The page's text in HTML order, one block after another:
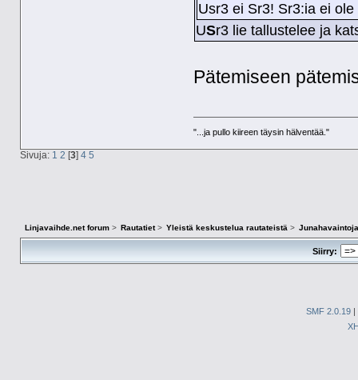
Usr3 ei Sr3! Sr3:ia ei
USr3 lie tallustelee ja
Pätemiseen
"...ja pullo kiireen täysin hälventää."
Sivuja: 1 2 [3] 4 5
Linjavaihde.net forum> Rautatiet> Yleistä keskustelua rautateistä >
Siirry:
SMF 2.0.19 |